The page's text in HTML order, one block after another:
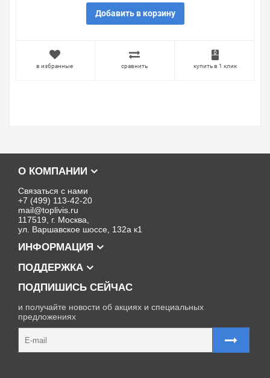
Добавить в корзину
в избранные сравнить купить в 1 клик
О КОМПАНИИ
Связаться с нами
+7 (499) 113-42-20
mail@toplivis.ru
117519, г. Москва,
ул. Варшавское шоссе, 132а к1
ИНФОРМАЦИЯ
ПОДДЕРЖКА
ПОДПИШИСЬ СЕЙЧАС
и получайте новости об акциях и специальных
предложениях